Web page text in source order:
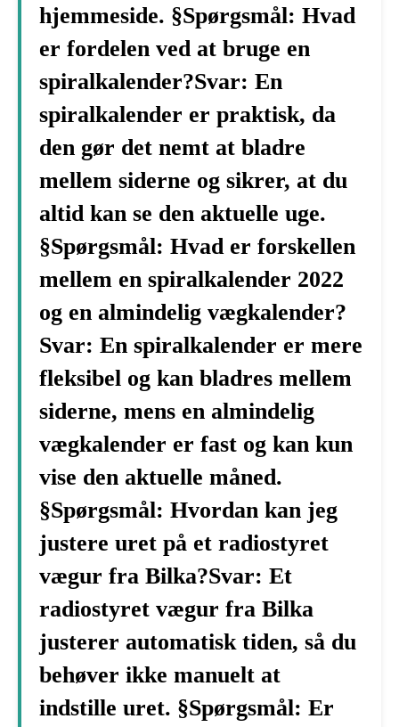
hjemmeside. §Spørgsmål: Hvad
er fordelen ved at bruge en
spiralkalender?Svar: En
spiralkalender er praktisk, da
den gør det nemt at bladre
mellem siderne og sikrer, at du
altid kan se den aktuelle uge.
§Spørgsmål: Hvad er forskellen
mellem en spiralkalender 2022
og en almindelig vægkalender?
Svar: En spiralkalender er mere
fleksibel og kan bladres mellem
siderne, mens en almindelig
vægkalender er fast og kan kun
vise den aktuelle måned.
§Spørgsmål: Hvordan kan jeg
justere uret på et radiostyret
vægur fra Bilka?Svar: Et
radiostyret vægur fra Bilka
justerer automatisk tiden, så du
behøver ikke manuelt at
indstille uret. §Spørgsmål: Er